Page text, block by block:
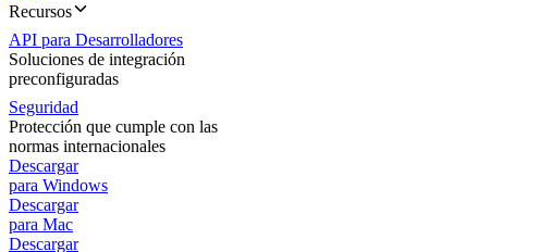
Recursos
API para Desarrolladores
Soluciones de integración
preconfiguradas
Seguridad
Protección que cumple con las
normas internacionales
Descargar
para Windows
Descargar
para Mac
Descargar